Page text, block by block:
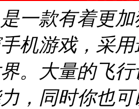
一款有着更
机游戏，采
。大量的飞
，同时你也